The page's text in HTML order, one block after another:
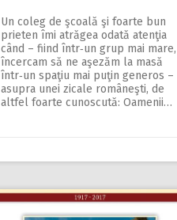
Un coleg de şcoală şi foarte bun
prieten îmi atrăgea odată atenţia
când – fiind într‑un grup mai mare,
încercam să ne aşezăm la masă
într‑un spaţiu mai puţin generos –
asupra unei zicale româneşti, de
altfel foarte cunoscută: Oamenii…